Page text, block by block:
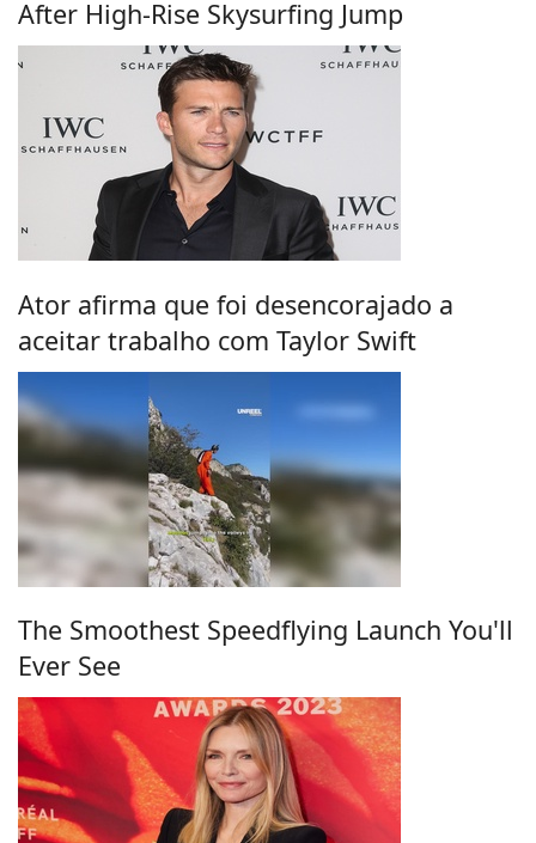
After High-Rise Skysurfing Jump
Ator afirma que foi desencorajado a
aceitar trabalho com Taylor Swift
The Smoothest Speedflying Launch You'll
Ever See